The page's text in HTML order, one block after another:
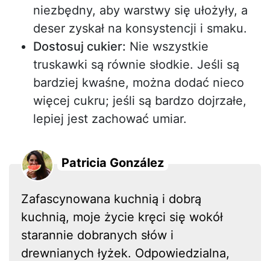
niezbędny, aby warstwy się ułożyły, a
deser zyskał na konsystencji i smaku.
Dostosuj cukier: Nie wszystkie
truskawki są równie słodkie. Jeśli są
bardziej kwaśne, można dodać nieco
więcej cukru; jeśli są bardzo dojrzałe,
lepiej jest zachować umiar.
Patricia González
Zafascynowana kuchnią i dobrą
kuchnią, moje życie kręci się wokół
starannie dobranych słów i
drewnianych łyżek. Odpowiedzialna,